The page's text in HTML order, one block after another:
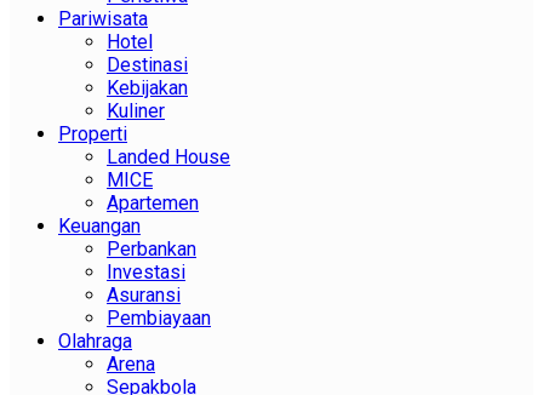
Pariwisata
Hotel
Destinasi
Kebijakan
Kuliner
Properti
Landed House
MICE
Apartemen
Keuangan
Perbankan
Investasi
Asuransi
Pembiayaan
Olahraga
Arena
Sepakbola